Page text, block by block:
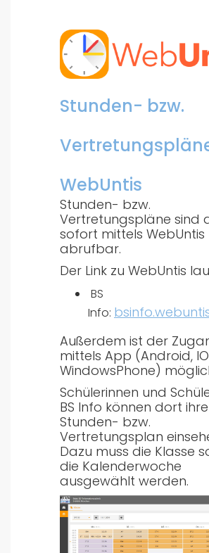
Stunden- bzw.
WebUntis
Stunden- bzw.
Vertretungspläne sind
sofort mittels WebUntis
abrufbar.
Der Link zu WebUntis
BS
Info:
Außerdem ist der
mittels App (Android,
WindowsPhone)
Schülerinnen und
BS Info können dort
Stunden- bzw.
Vertretungsplan
Dazu muss die Klasse
die Kalenderwoche
ausgewählt werden.